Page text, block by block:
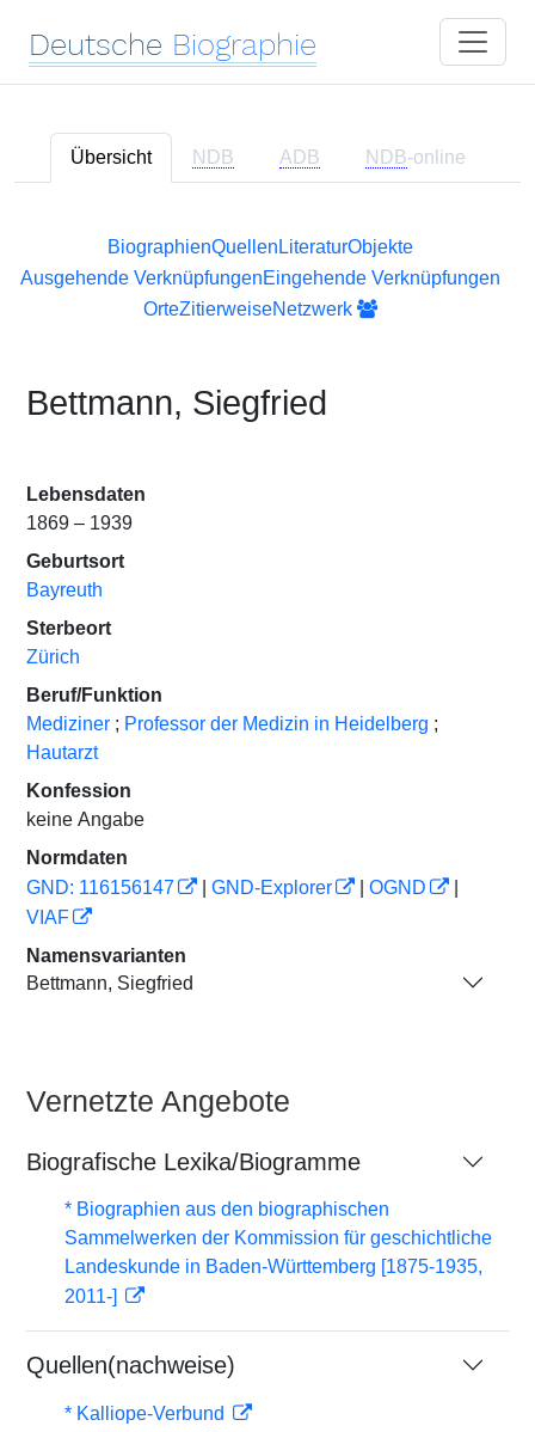
Deutsche Biographie
Übersicht NDB ADB NDB-online
BiographienQuellen LiteraturObjekte
Ausgehende VerknüpfungenEingehende Verknüpfungen
OrteZitierweiseNetzwerk
Bettmann, Siegfried
Lebensdaten
1869 – 1939
Geburtsort
Bayreuth
Sterbeort
Zürich
Beruf/Funktion
Mediziner ; Professor der Medizin in Heidelberg ;
Hautarzt
Konfession
keine Angabe
Normdaten
GND: 116156147
GND-Explorer OGND
VIAF
Namensvarianten
Bettmann, Siegfried
Vernetzte Angebote
Biografische Lexika/Biogramme
* Biographien aus den biographischen
Sammelwerken der Kommission für geschichtliche
Landeskunde in Baden-Württemberg [1875-1935,
2011-]
Quellen(nachweise)
* Kalliope-Verbund